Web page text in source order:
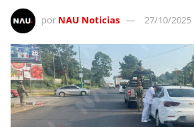
por NAU Noticias 27/10/2025